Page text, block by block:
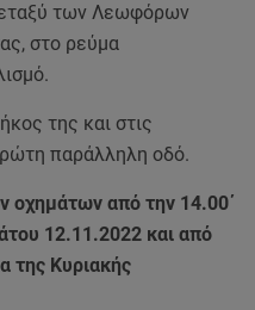
των Λεωφόρων
στο ρεύμα
της και στις
παράλληλη οδό.
οχημάτων από την 14.00΄
12.11.2022 και από
της Κυριακής